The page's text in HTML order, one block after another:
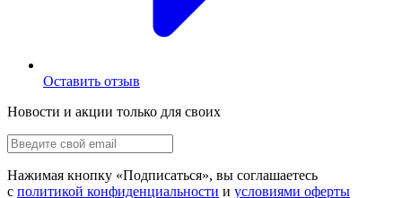
Оставить отзыв
Новости и акции только для своих
Нажимая кнопку «Подписаться», вы соглашаетесь
с политикой конфиденциальности и условиями оферты